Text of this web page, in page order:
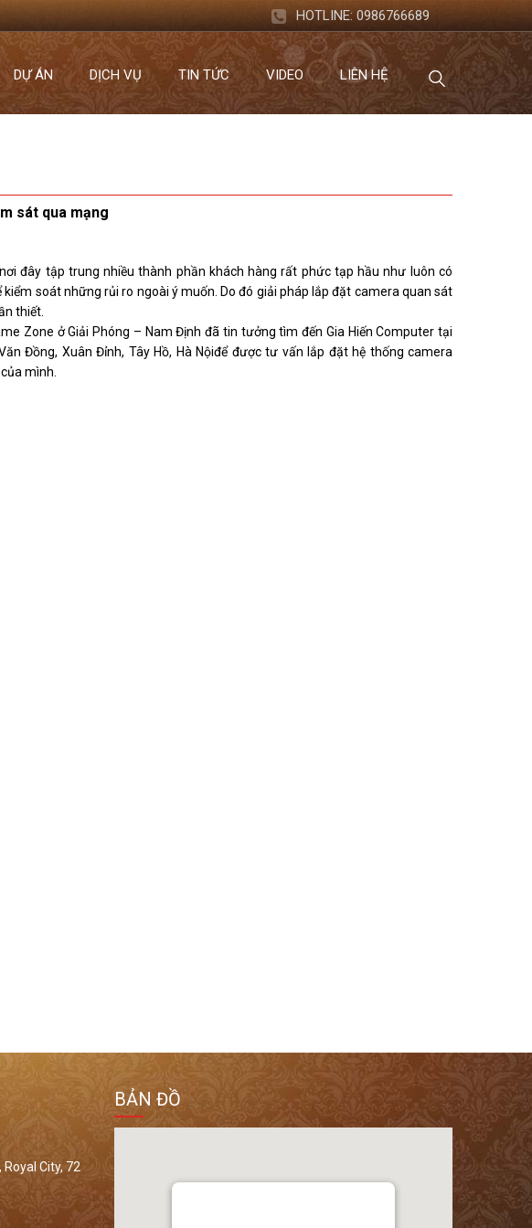
HOTLINE: 0986766689
DỰ ÁN DỊCH VỤ TIN TỨC VIDEO LIÊN HỆ
sát qua mạng
đây tập trung nhiều thành phần khách hàng rất phức tạp hầu như luôn có
kiểm soát những rủi ro ngoài ý muốn. Do đó giải pháp lắp đặt camera quan sát
thiết.
Zone ở Giải Phóng – Nam Định đã tin tưởng tìm đến Gia Hiến Computer tại
Đồng, Xuân Đỉnh, Tây Hồ, Hà Nộiđể được tư vấn lắp đặt hệ thống camera
mình.
Royal City, 72
BẢN ĐỒ